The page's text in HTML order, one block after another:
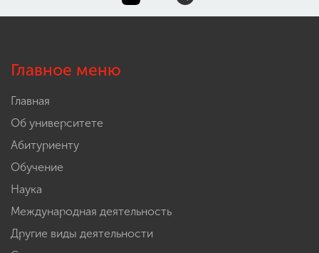
Главное меню
Главная
Об университете
Абитуриенту
Обучение
Наука
Международная деятельность
Другие виды деятельности